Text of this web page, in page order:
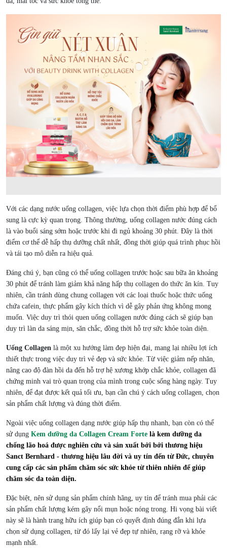
Với các dạng nước uống collagen, việc lựa chọn thời điểm phù hợp để bổ
sung là cực kỳ quan trọng. Thông thường, uống collagen nước đúng cách
là vào buổi sáng sớm hoặc trước khi đi ngủ khoảng 30 phút. Đây là thời
điểm cơ thể dễ hấp thụ dưỡng chất nhất, đồng thời giúp quá trình phục hồi
và tái tạo mô diễn ra hiệu quả.
Đáng chú ý, bạn cũng có thể uống collagen trước hoặc sau bữa ăn khoảng
30 phút để tránh làm giảm khả năng hấp thụ collagen do thức ăn kín. Tuy
nhiên, cần tránh dùng chung collagen với các loại thuốc hoặc thức uống
chứa cafein, thực phẩm gây kích thích vì dễ gây phản ứng không mong
muốn. Việc duy trì thói quen uống collagen nước đúng cách sẽ giúp bạn
duy trì làn da sáng mịn, săn chắc, đồng thời hỗ trợ sức khỏe toàn diện.
Uống Collagen là một xu hướng làm đẹp hiện đại, mang lại nhiều lợi ích
thiết thực trong việc duy trì vẻ đẹp và sức khỏe. Từ việc giảm nếp nhăn,
nâng cao độ đàn hồi da đến hỗ trợ hệ xương khớp chắc khỏe, collagen đã
chứng minh vai trò quan trọng của mình trong cuộc sống hàng ngày. Tuy
nhiên, để đạt được kết quả tối ưu, bạn cần chú ý cách uống collagen, chọn
sản phẩm chất lượng và đúng thời điểm.
Ngoài việc uống collagen dạng nước giúp hấp thụ nhanh, bạn còn có thể
sử dụng Kem dưỡng da Collagen Cream Forte là kem dưỡng da
chống lão hoá được nghiên cứu và sản xuất bởi bởi thương hiệu
Sanct Bernhard - thương hiệu lâu đời và uy tín đến từ Đức, chuyên
cung cấp các sản phẩm chăm sóc sức khỏe từ thiên nhiên để giúp
chăm sóc da toàn diện.
Đặc biệt, nên sử dụng sản phẩm chính hãng, uy tín để tránh mua phải các
sản phẩm chất lượng kém gây nổi mụn hoặc nóng trong. Hi vọng bài viết
này sẽ là hành trang hữu ích giúp bạn có quyết định đúng đắn khi lựa
chọn sử dụng collagen, từ đó lấy lại vẻ đẹp tự nhiên, rạng rỡ và khỏe
mạnh nhất.